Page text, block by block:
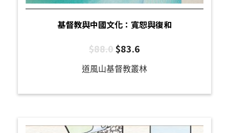
基督教與中國文化：寬恕與復和
$88.0$83.6
道風山基督教叢林